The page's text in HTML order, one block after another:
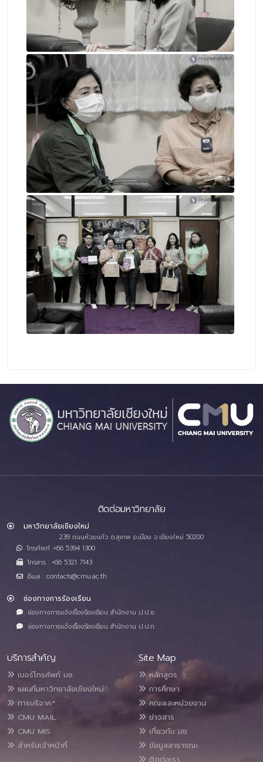
ติดต่อมหาวิทยาลัย
มหาวิทยาลัยเชียงใหม่
239 ถนนห้วยแก้ว ต.สุเทพ อ.เมือง จ.เชียงใหม่ 50200
โทรศัพท์ :+66 5394 1300
โทรสาร : +66 5321 7143
อีเมล : contacts@cmu.ac.th
ช่องทางการร้องเรียน
ช่องทางการแจ้งเรื่องร้องเรียน สำนักงาน ป.ป.ช.
ช่องทางการแจ้งเรื่องร้องเรียน สำนักงาน ป.ป.ท.
บริการสำคัญ
เบอร์โทรศัพท์ มช.
แผนที่มหาวิทยาลัยเชียงใหม่
การบริจาค*
CMU MAIL
CMU MIS
สำหรับเจ้าหน้าที่
Site Map
หลักสูตร
การศึกษา
คณะและหน่วยงาน
ข่าวสาร
เกี่ยวกับ มช.
ข้อมูลสาธารณะ
ติดต่อเรา